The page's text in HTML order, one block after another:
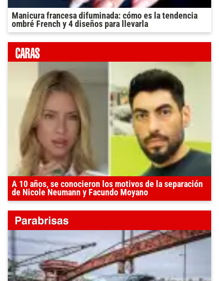
Manicura francesa difuminada: cómo es la tendencia
ombré French y 4 diseños para llevarla
A 10 años, se conocieron los motivos de la separación
de Nicole Neumann y Facundo Moyano